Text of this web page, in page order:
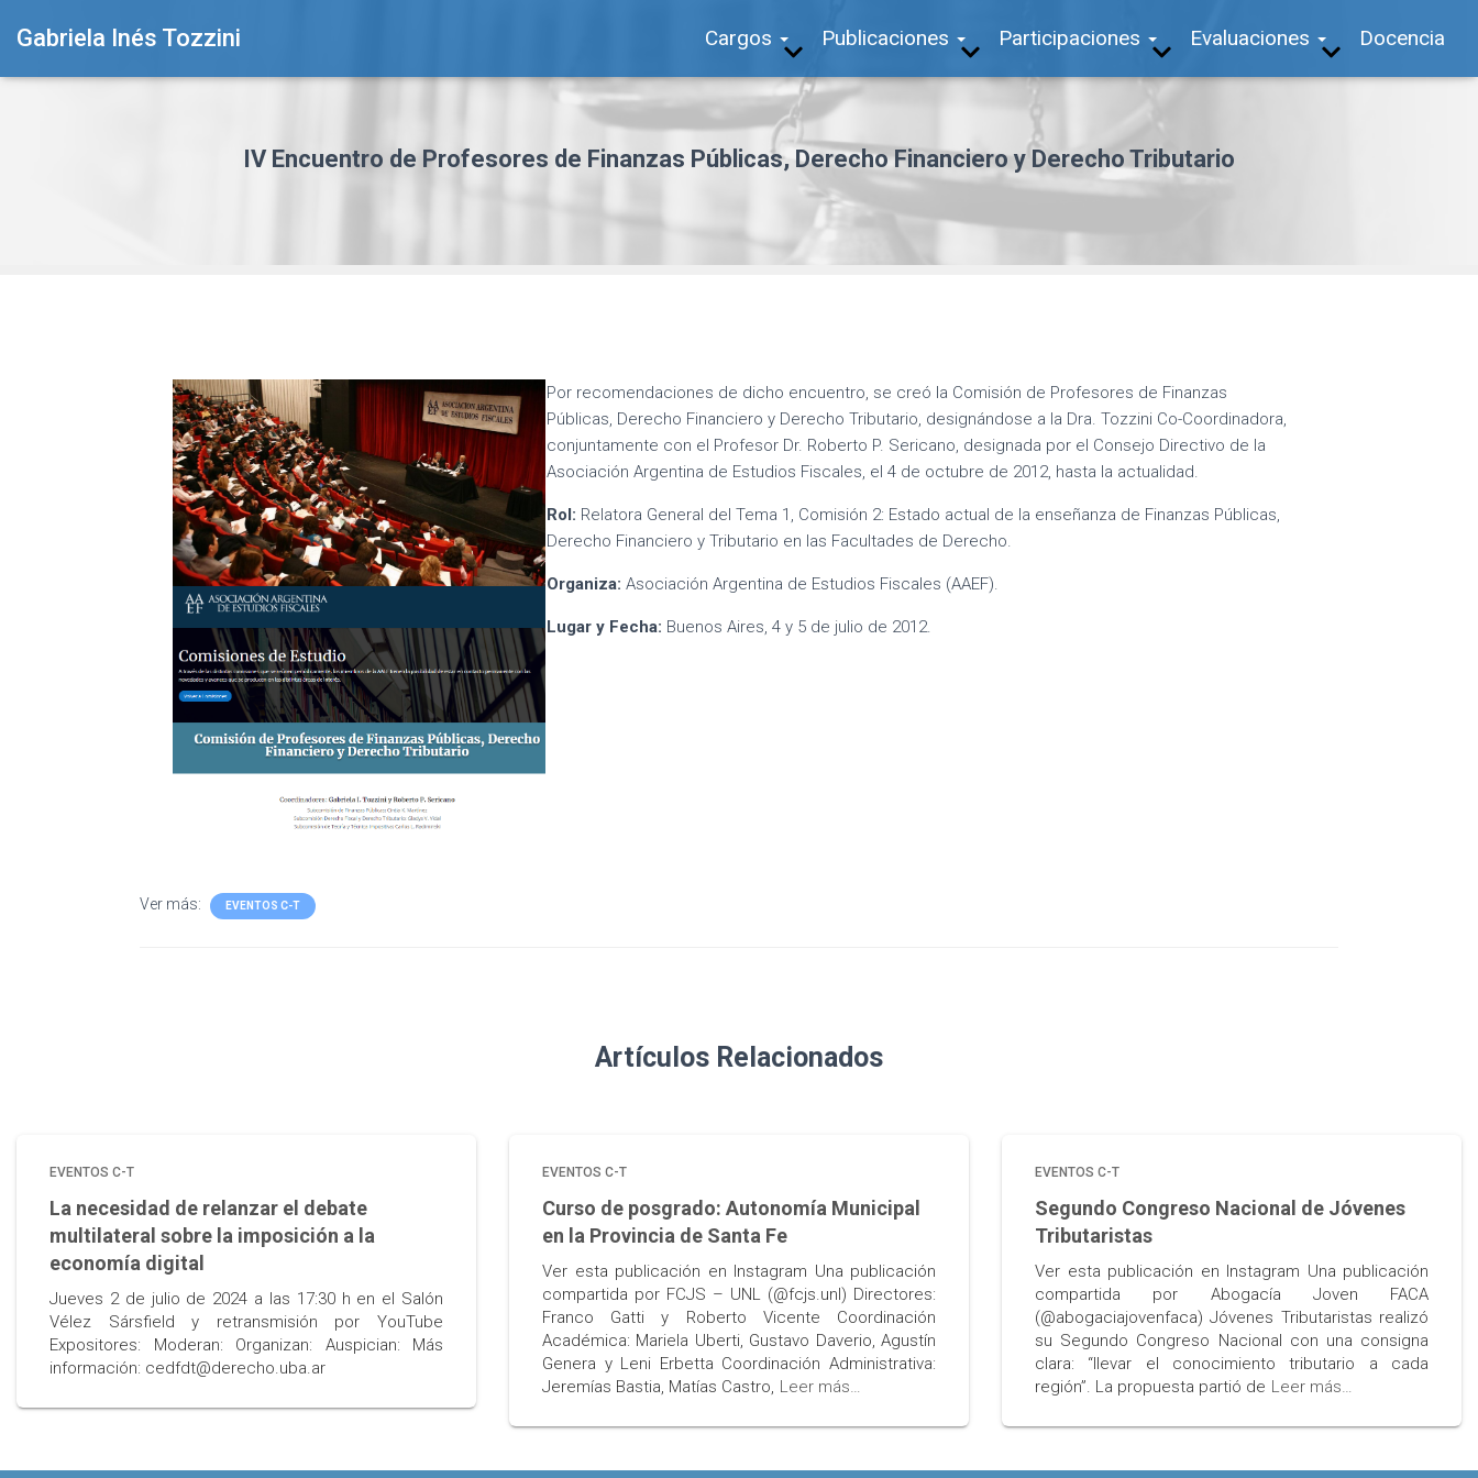
Gabriela Inés Tozzini Cargos Publicaciones Participaciones Evaluaciones Docencia
IV Encuentro de Profesores de Finanzas Públicas, Derecho Financiero y Derecho Tributario
Por recomendaciones de dicho encuentro, se creó la Comisión de Profesores de Finanzas
Públicas, Derecho Financiero y Derecho Tributario, designándose a la Dra. Tozzini Co-Coordinadora,
conjuntamente con el Profesor Dr. Roberto P. Sericano, designada por el Consejo Directivo de la
Asociación Argentina de Estudios Fiscales, el 4 de octubre de 2012, hasta la actualidad.
Rol: Relatora General del Tema 1, Comisión 2: Estado actual de la enseñanza de Finanzas Públicas,
Derecho Financiero y Tributario en las Facultades de Derecho.
Organiza: Asociación Argentina de Estudios Fiscales (AAEF).
Lugar y Fecha: Buenos Aires, 4 y 5 de julio de 2012.
Ver más: EVENTOS C-T
Artículos Relacionados
EVENTOS C-T
La necesidad de relanzar el debate
multilateral sobre la imposición a la
economía digital
Jueves 2 de julio de 2024 a las 17:30 h en el Salón
Vélez Sársfield y retransmisión por YouTube
Expositores: Moderan: Organizan: Auspician: Más
información: cedfdt@derecho.uba.ar
EVENTOS C-T
Curso de posgrado: Autonomía Municipal
en la Provincia de Santa Fe
Ver esta publicación en Instagram Una publicación
compartida por FCJS – UNL (@fcjs.unl) Directores:
Franco Gatti y Roberto Vicente Coordinación
Académica: Mariela Uberti, Gustavo Daverio, Agustín
Genera y Leni Erbetta Coordinación Administrativa:
Jeremías Bastia, Matías Castro, Leer más…
EVENTOS C-T
Segundo Congreso Nacional de Jóvenes
Tributaristas
Ver esta publicación en Instagram Una publicación
compartida por Abogacía Joven FACA
(@abogaciajovenfaca) Jóvenes Tributaristas realizó
su Segundo Congreso Nacional con una consigna
clara: “llevar el conocimiento tributario a cada
región”. La propuesta partió de Leer más…